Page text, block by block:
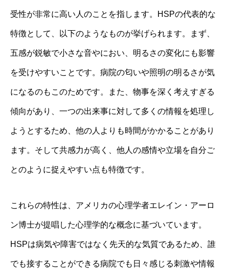
受性が非常に高い人のことを指します。HSPの代表的な
特徴として、以下のようなものが挙げられます。まず、
五感が鋭敏で小さな音やにおい、明るさの変化にも影響
を受けやすいことです。病院の匂いや照明の明るさが気
になるのもこのためです。また、物事を深く考えすぎる
傾向があり、一つの出来事に対して多くの情報を処理し
ようとするため、他の人よりも時間がかかることがあり
ます。そして共感力が高く、他人の感情や立場を自分ご
とのように捉えやすい点も特徴です。
これらの特性は、アメリカの心理学者エレイン・アーロ
ン博士が提唱した心理学的な概念に基づいています。
HSPは病気や障害ではなく先天的な気質であるため、誰
でも接することができる病院でも日々感じる刺激や情報